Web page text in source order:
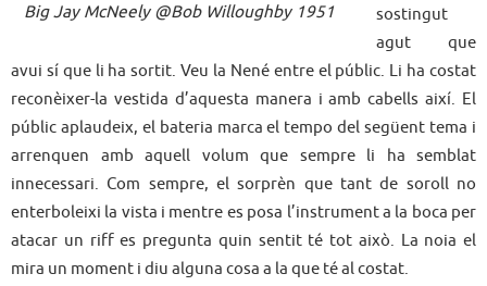
Big Jay McNeely @Bob Willoughby 1951
sostingut
agut que
avui sí que li ha sortit. Veu la Nené entre el públic. Li ha costat
reconèixer-la vestida d’aquesta manera i amb cabells així. El
públic aplaudeix, el bateria marca el tempo del següent tema i
arrenquen amb aquell volum que sempre li ha semblat
innecessari. Com sempre, el sorprèn que tant de soroll no
enterboleixi la vista i mentre es posa l’instrument a la boca per
atacar un riff es pregunta quin sentit té tot això. La noia el
mira un moment i diu alguna cosa a la que té al costat.